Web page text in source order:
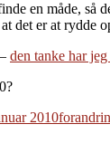
en måde,
det er at rydde
den tanke har
2010Tags